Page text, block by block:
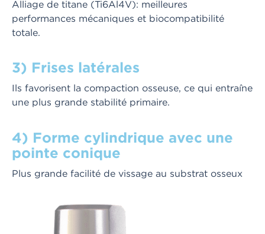
Alliage de titane (Ti6Al4V): meilleures
performances mécaniques et biocompatibilité
totale.
3) Frises latérales
Ils favorisent la compaction osseuse, ce qui entraîne
une plus grande stabilité primaire.
4) Forme cylindrique avec une
pointe conique
Plus grande facilité de vissage au substrat osseux